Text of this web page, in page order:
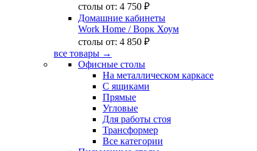
столы от: 4 750 ₽
Домашние кабинеты
Work Home / Ворк Хоум
столы от: 4 850 ₽
все товары →
Офисные столы
На металлическом каркасе
С ящиками
Прямые
Угловые
Для работы стоя
Трансформер
Все категории